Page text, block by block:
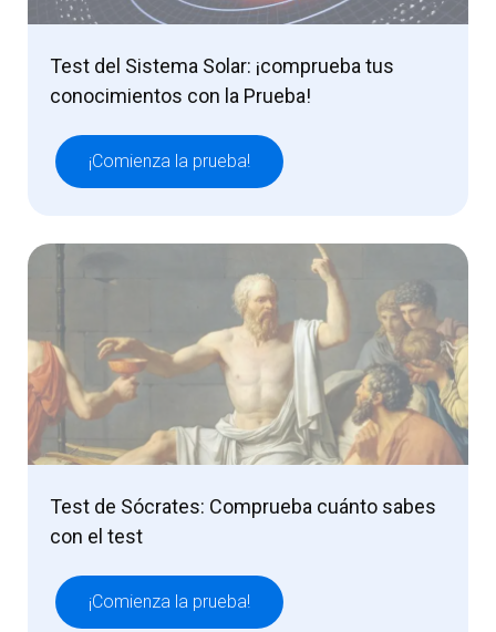
Test del Sistema Solar: ¡comprueba tus
conocimientos con la Prueba!
¡Comienza la prueba!
Test de Sócrates: Comprueba cuánto sabes
con el test
¡Comienza la prueba!